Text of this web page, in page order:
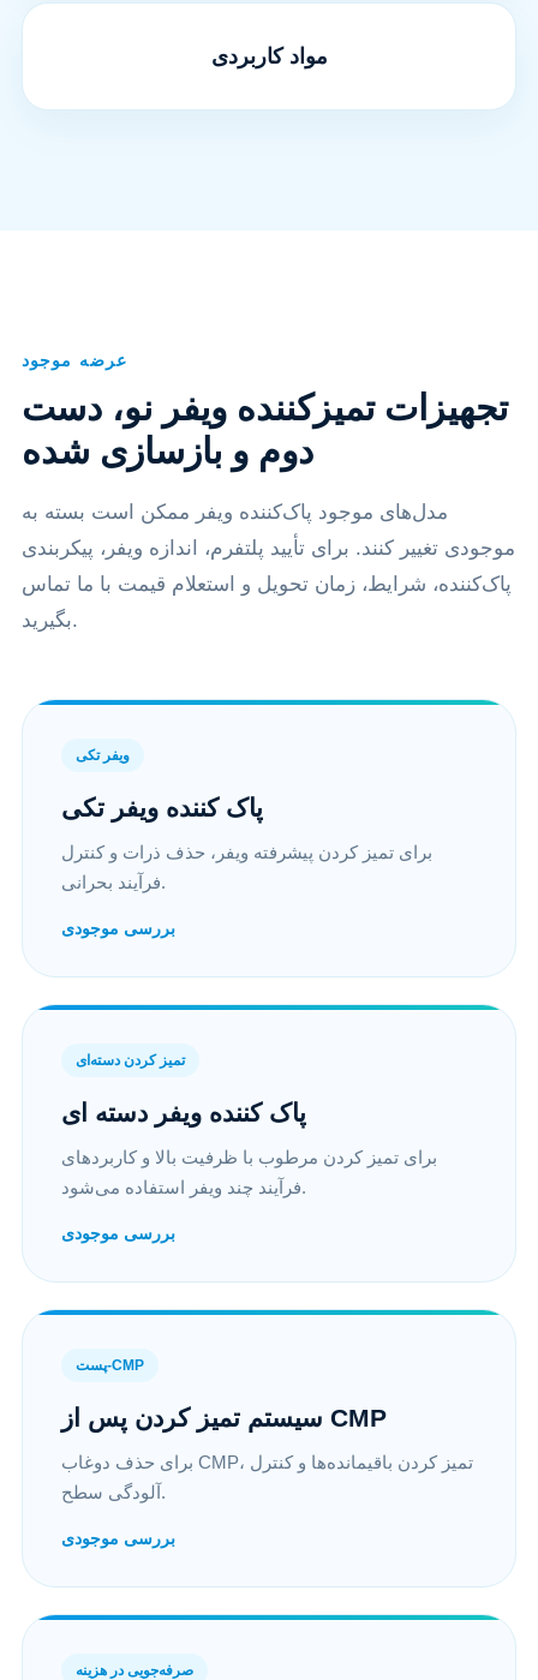
مواد کاربردی
عرضه موجود
تجهیزات تمیزکننده ویفر نو، دست
دوم و بازسازی شده
مدل‌های موجود پاک‌کننده ویفر ممکن است بسته به
موجودی تغییر کنند. برای تأیید پلتفرم، اندازه ویفر، پیکربندی
پاک‌کننده، شرایط، زمان تحویل و استعلام قیمت با ما تماس
بگیرید.
ویفر تکی
پاک کننده ویفر تکی
برای تمیز کردن پیشرفته ویفر، حذف ذرات و کنترل
فرآیند بحرانی.
بررسی موجودی
تمیز کردن دسته‌ای
پاک کننده ویفر دسته ای
برای تمیز کردن مرطوب با ظرفیت بالا و کاربردهای
فرآیند چند ویفر استفاده می‌شود.
بررسی موجودی
پست-CMP
سیستم تمیز کردن پس از CMP
برای حذف دوغاب CMP، تمیز کردن باقیمانده‌ها و کنترل
آلودگی سطح.
بررسی موجودی
صرفه‌جویی در هزینه